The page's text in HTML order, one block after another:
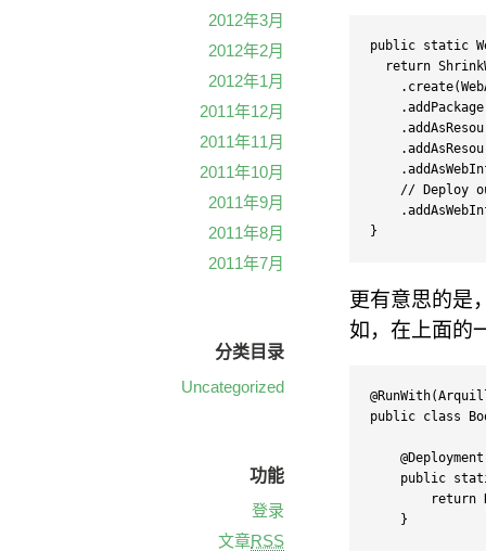
public static
return
. create(
.addPackage
.
.
.
// Deploy
.
}
更有意思的是
如，在上面的
@RunWith(
public class
    @Deployment
public
return
}
2012年3月
2012年2月
2012年1月
2011年12月
2011年11月
2011年10月
2011年9月
2011年8月
2011年7月
分类目录
Uncategorized
功能
登录
文章RSS